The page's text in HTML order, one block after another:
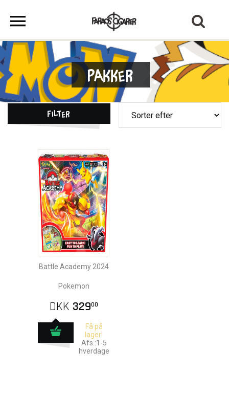
Pakker
Filter
Battle Academy 2024
Pokemon
DKK 32900
Få på
lager!
Afs.:1-5
hverdage